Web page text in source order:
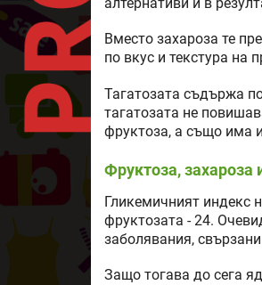
алтернативи и в
Вместо захароза те
по вкус и текстура на
Тагатозата съдържа
тагатозата не
фруктоза, а също има
Фруктоза, захароза
Гликемичният индекс
фруктозата - 24.
заболявания,
Защо тогава до сега